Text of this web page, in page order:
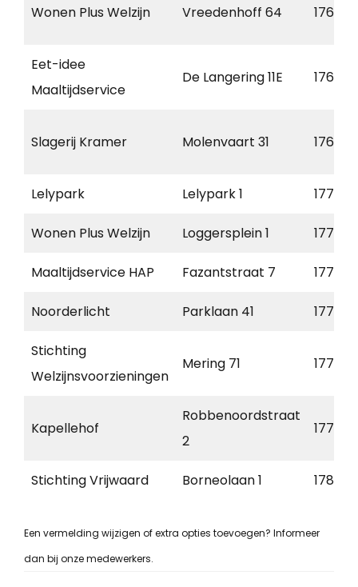
Wonen Plus Welzijn Vreedenhoff 64 1761 BR
Eet-idee
Maaltijdservice
De Langering 11E 1761 AS
Slagerij Kramer Molenvaart 31 1761 AA
Lelypark Lelypark 1 1771
Wonen Plus Welzijn Loggersplein 1 1771 CE
Maaltijdservice HAP Fazantstraat 7 1771 CP
Noorderlicht Parklaan 41 1777
Stichting
Welzijnsvoorzieningen
Mering 71 1777
Kapellehof
Robbenoordstraat
2
1779
Stichting Vrijwaard Borneolaan 1 1781 DL
Een vermelding wijzigen of extra opties toevoegen? Informeer
dan bij onze medewerkers.